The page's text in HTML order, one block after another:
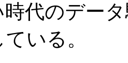
代のデー
いる。